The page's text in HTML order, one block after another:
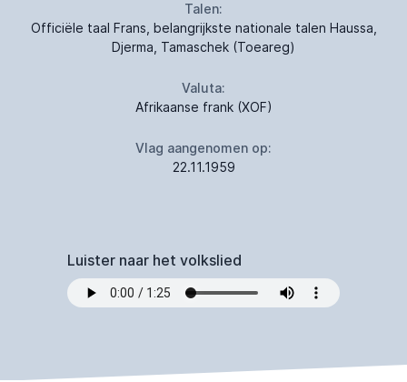
Talen:
Officiële taal Frans, belangrijkste nationale talen Haussa,
Djerma, Tamaschek (Toeareg)
Valuta:
Afrikaanse frank (XOF)
Vlag aangenomen op:
22.11.1959
Luister naar het volkslied